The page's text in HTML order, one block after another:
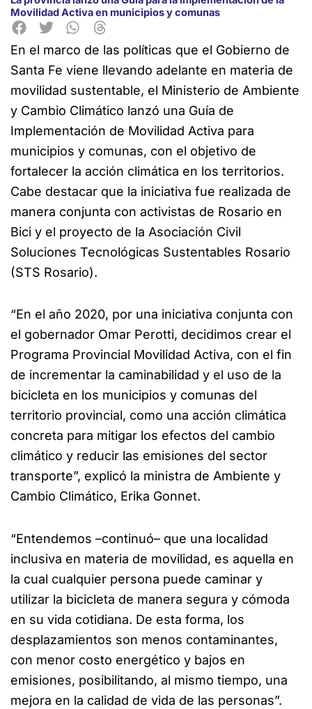
Movilidad Activa en municipios y comunas
En el marco de las políticas que el Gobierno de
Santa Fe viene llevando adelante en materia de
movilidad sustentable, el Ministerio de Ambiente
y Cambio Climático lanzó una Guía de
Implementación de Movilidad Activa para
municipios y comunas, con el objetivo de
fortalecer la acción climática en los territorios.
Cabe destacar que la iniciativa fue realizada de
manera conjunta con activistas de Rosario en
Bici y el proyecto de la Asociación Civil
Soluciones Tecnológicas Sustentables Rosario
(STS Rosario).
“En el año 2020, por una iniciativa conjunta con
el gobernador Omar Perotti, decidimos crear el
Programa Provincial Movilidad Activa, con el fin
de incrementar la caminabilidad y el uso de la
bicicleta en los municipios y comunas del
territorio provincial, como una acción climática
concreta para mitigar los efectos del cambio
climático y reducir las emisiones del sector
transporte”, explicó la ministra de Ambiente y
Cambio Climático, Erika Gonnet.
“Entendemos –continuó– que una localidad
inclusiva en materia de movilidad, es aquella en
la cual cualquier persona puede caminar y
utilizar la bicicleta de manera segura y cómoda
en su vida cotidiana. De esta forma, los
desplazamientos son menos contaminantes,
con menor costo energético y bajos en
emisiones, posibilitando, al mismo tiempo, una
mejora en la calidad de vida de las personas”.